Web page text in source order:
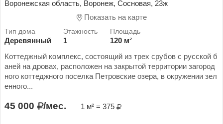
Воронежская область, Воронеж, Сосновая, 23ж
Показать на карте
Деревянный 1
120 м²
Коттеджный комплекс, состоящий из трех срубов с русской б
аней на дровах, расположен на закрытой территории загород
ного коттеджного поселка Петровские озера, в окружении зел
енного...
45 000 /мес. 1 м² = 375